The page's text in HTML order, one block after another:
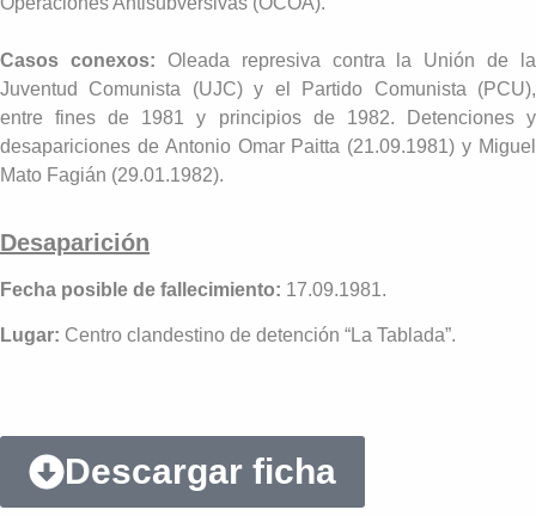
Casos conexos: Oleada represiva contra la Unión de la
Juventud Comunista (UJC) y el Partido Comunista (PCU),
entre fines de 1981 y principios de 1982. Detenciones y
desapariciones de Antonio Omar Paitta (21.09.1981) y Miguel
Mato Fagián (29.01.1982).
Desaparición
Fecha posible de fallecimiento: 17.09.1981.
Lugar: Centro clandestino de detención “La Tablada”.
Descargar ficha